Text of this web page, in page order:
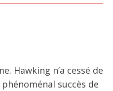
Hawking n’a cessé de
succès de